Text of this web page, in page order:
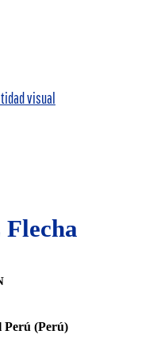
visual
Perú (Perú)